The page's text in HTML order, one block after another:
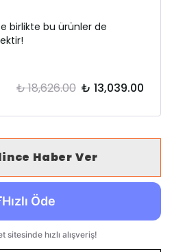
birlikte bu ürünler de
₺ 18,626.00 ₺ 13,039.00
Haber Ver